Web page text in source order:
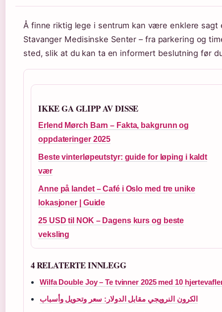
Å finne riktig lege i sentrum kan være enklere
Stavanger Medisinske Senter – fra parkering og
sted, slik at du kan ta en informert beslutning før
IKKE GA GLIPP AV DISSE
Erlend Mørch Barn – Fakta, bakgrunn og
oppdateringer 2025
Beste vinterløpeutstyr: guide for løping i kaldt
vær
Anne på landet – Café i Oslo med tre unike
lokasjoner | Guide
25 USD til NOK – Dagens kurs og beste
veksling
4 RELATERTE INNLEGG
Wilfa Double Joy – Te tvinner 2025 med 10
الكرون النرويجي مقابل الدولار: سعر وتحويل وأسباب